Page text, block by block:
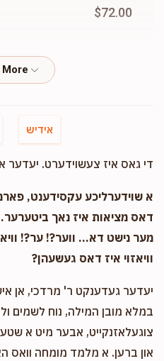
$72.00
R. Fried
R. Fried
R. Fried
$100.00
Hershy & R. Fried
Totty & Mommy!
אידיש
די גאס איז צעשוידערט. יעדער
א שוידערליכע עקסידענט,
דאס מציאות איז נאך
מער נישט דא... ווער?! ער?!
וויאזוי איז דאס געשעהן?
יעדער געדענקט ר' מרדכי, אן
במלא מובן המילה, נוח לשמים
צוגעלאזנקייט, אבער מיט א
און ברען. א מלמד מומחה וואס